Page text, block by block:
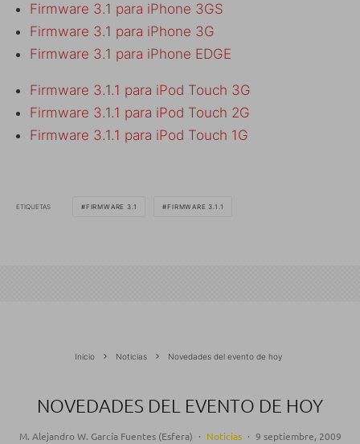
Firmware 3.1 para iPhone 3GS
Firmware 3.1 para iPhone 3G
Firmware 3.1 para iPhone EDGE
Firmware 3.1.1 para iPod Touch 3G
Firmware 3.1.1 para iPod Touch 2G
Firmware 3.1.1 para iPod Touch 1G
ETIQUETAS FIRMWARE 3.1 FIRMWARE 3.1.1
Inicio Noticias Novedades del evento de hoy
NOVEDADES DEL EVENTO DE HOY
M. Alejandro W. García Fuentes (Esfera) · Noticias · 9 septiembre, 2009